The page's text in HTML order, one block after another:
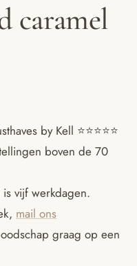
caramel
by Kell ⭐️⭐️⭐️⭐️⭐️
boven de 70
vijf werkdagen.
mail ons
graag op een